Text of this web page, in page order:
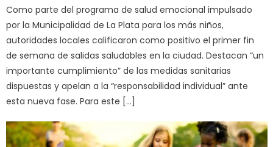
Como parte del programa de salud emocional impulsado
por la Municipalidad de La Plata para los más niños,
autoridades locales calificaron como positivo el primer fin
de semana de salidas saludables en la ciudad. Destacan “un
importante cumplimiento” de las medidas sanitarias
dispuestas y apelan a la “responsabilidad individual” ante
esta nueva fase. Para este […]